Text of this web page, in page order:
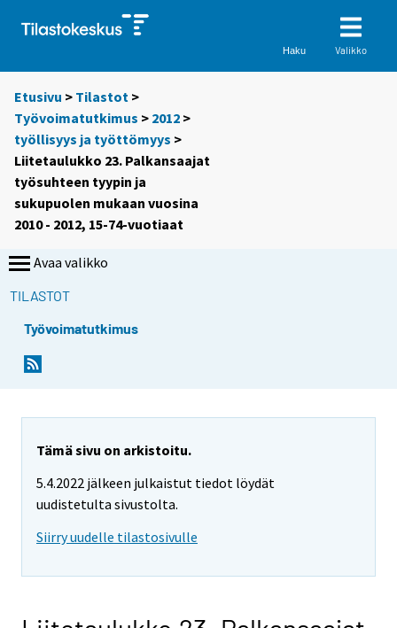
Haku Valikko
Etusivu > Tilastot >
Työvoimatutkimus > 2012 >
työllisyys ja työttömyys >
Liitetaulukko 23. Palkansaajat
työsuhteen tyypin ja
sukupuolen mukaan vuosina
2010 - 2012, 15-74-vuotiaat
Avaa valikko
TILASTOT
Työvoimatutkimus
Tämä sivu on arkistoitu.
5.4.2022 jälkeen julkaistut tiedot löydät
uudistetulta sivustolta.
Siirry uudelle tilastosivulle